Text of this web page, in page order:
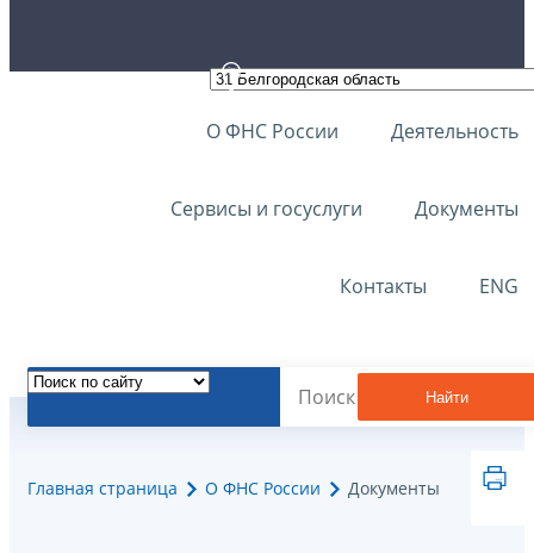
О ФНС России Деятельность
Сервисы и госуслуги Документы
Контакты ENG
Найти
Главная страница О ФНС России Документы